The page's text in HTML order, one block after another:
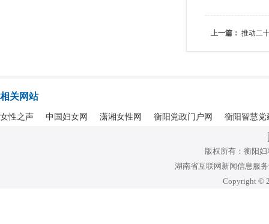
上一篇： 推动二
相关网站
女性之声 中国妇女网 潇湘女性网 衡阳党政门户网 衡阳智慧党
版权所有：衡阳妇
湖南省互联网新闻信息服
Copyright ©